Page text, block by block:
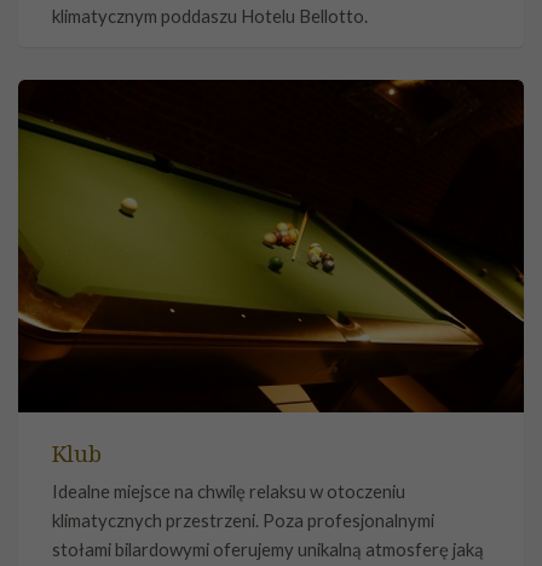
klimatycznym poddaszu Hotelu Bellotto.
Klub
Idealne miejsce na chwilę relaksu w otoczeniu
klimatycznych przestrzeni. Poza profesjonalnymi
stołami bilardowymi oferujemy unikalną atmosferę jaką